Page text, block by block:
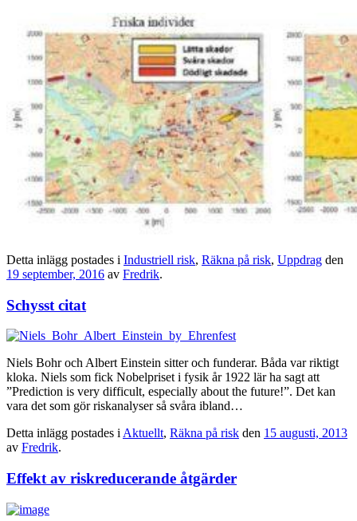
Detta inlägg postades i Industriell risk, Räkna på risk, Uppdrag den
19 september, 2016 av Fredrik.
Schysst citat
Niels Bohr och Albert Einstein sitter och funderar. Båda var riktigt
kloka. Niels som fick Nobelpriset i fysik år 1922 lär ha sagt att
”Prediction is very difficult, especially about the future!”. Det kan
vara det som gör riskanalyser så svåra ibland…
Detta inlägg postades iAktuellt, Räkna på risk den 15 augusti, 2013
av Fredrik.
Effekt av riskreducerande åtgärder